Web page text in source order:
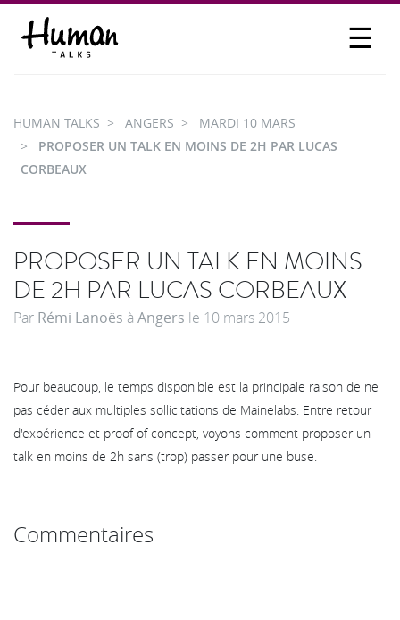
☰
PARTICIPER
HUMAN TALKS ANGERS
MARDI 10 MARS
PROPOSER UN TALK EN MOINS DE 2H PAR LUCAS
CORBEAUX
PROPOSER UN TALK EN MOINS
DE 2H PAR LUCAS CORBEAUX
Par Rémi Lanoës à Angers le 10 mars 2015
Pour beaucoup, le temps disponible est la principale raison de ne
pas céder aux multiples sollicitations de Mainelabs. Entre retour
d'expérience et proof of concept, voyons comment proposer un
talk en moins de 2h sans (trop) passer pour une buse.
Commentaires